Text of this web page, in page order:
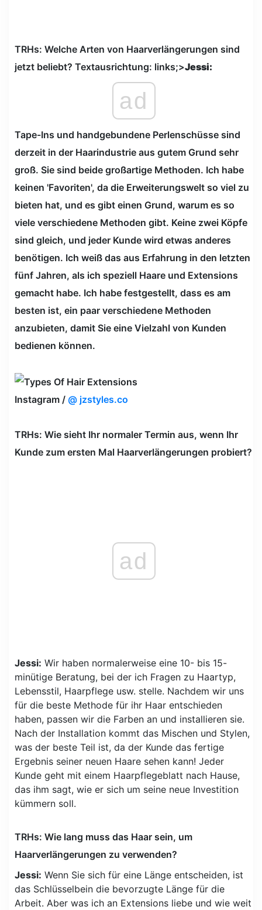
TRHs: Welche Arten von Haarverlängerungen sind
jetzt beliebt? Textausrichtung: links;>Jessi:
ad
Tape-Ins und handgebundene Perlenschüsse sind
derzeit in der Haarindustrie aus gutem Grund sehr
groß. Sie sind beide großartige Methoden. Ich habe
keinen 'Favoriten', da die Erweiterungswelt so viel zu
bieten hat, und es gibt einen Grund, warum es so
viele verschiedene Methoden gibt. Keine zwei Köpfe
sind gleich, und jeder Kunde wird etwas anderes
benötigen. Ich weiß das aus Erfahrung in den letzten
fünf Jahren, als ich speziell Haare und Extensions
gemacht habe. Ich habe festgestellt, dass es am
besten ist, ein paar verschiedene Methoden
anzubieten, damit Sie eine Vielzahl von Kunden
bedienen können.
Instagram / @ jzstyles.co
TRHs: Wie sieht Ihr normaler Termin aus, wenn Ihr
Kunde zum ersten Mal Haarverlängerungen probiert?
ad
Jessi: Wir haben normalerweise eine 10- bis 15-
minütige Beratung, bei der ich Fragen zu Haartyp,
Lebensstil, Haarpflege usw. stelle. Nachdem wir uns
für die beste Methode für ihr Haar entschieden
haben, passen wir die Farben an und installieren sie.
Nach der Installation kommt das Mischen und Stylen,
was der beste Teil ist, da der Kunde das fertige
Ergebnis seiner neuen Haare sehen kann! Jeder
Kunde geht mit einem Haarpflegeblatt nach Hause,
das ihm sagt, wie er sich um seine neue Investition
kümmern soll.
TRHs: Wie lang muss das Haar sein, um
Haarverlängerungen zu verwenden?
Jessi: Wenn Sie sich für eine Länge entscheiden, ist
das Schlüsselbein die bevorzugte Länge für die
Arbeit. Aber was ich an Extensions liebe und wie weit